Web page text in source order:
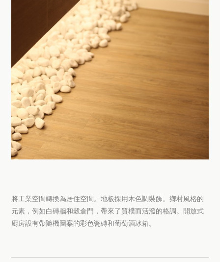
將工業空間轉換為居住空間。地板採用木色調裝飾。鄉村風格的
元素，例如白磚牆和穀倉門，帶來了質樸而活潑的格調。開放式
廚房設有帶隨機圖案的彩色瓷磚和葡萄酒冰箱。